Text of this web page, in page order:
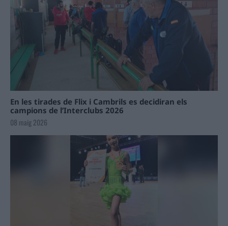
En les tirades de Flix i Cambrils es decidiran els
campions de l’Interclubs 2026
08 maig 2026